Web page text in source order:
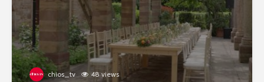
chios_tv 48 views